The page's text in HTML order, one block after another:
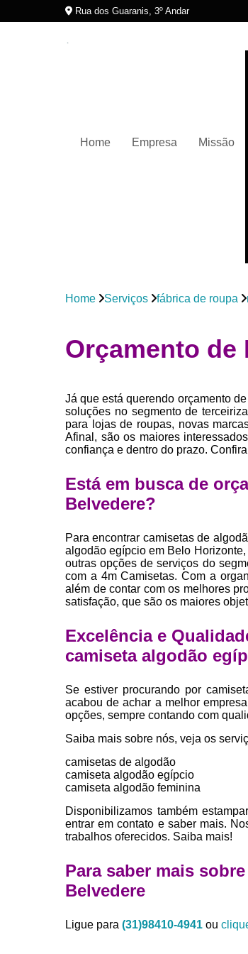
Rua dos Guaranis, 3º Andar
Home Empresa Missão
Home Serviços fábrica de roupa
Orçamento de
Já que está querendo orçamento
soluções no segmento de
para lojas de roupas, novas
Afinal, são os maiores
confiança e dentro do prazo.
Está em busca de
Belvedere?
Para encontrar camisetas de
algodão egípcio em Belo
outras opções de serviços do
com a 4m Camisetas. Com a
além de contar com os melhores
satisfação, que são os maiores
Excelência e
camiseta algodão
Se estiver procurando por
acabou de achar a melhor
opções, sempre contando com
Saiba mais sobre nós, veja os
camisetas de algodão
camiseta algodão egípcio
camiseta algodão feminina
Disponibilizamos também
entrar em contato e saber mais.
trabalhos oferecidos. Saiba mais!
Para saber mais
Belvedere
Ligue para (31)98410-4941 ou